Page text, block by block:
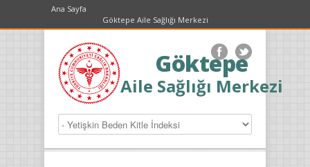
Ana Sayfa
Göktepe Aile Sağlığı Merkezi
Göktepe
Aile Sağlığı Merkezi